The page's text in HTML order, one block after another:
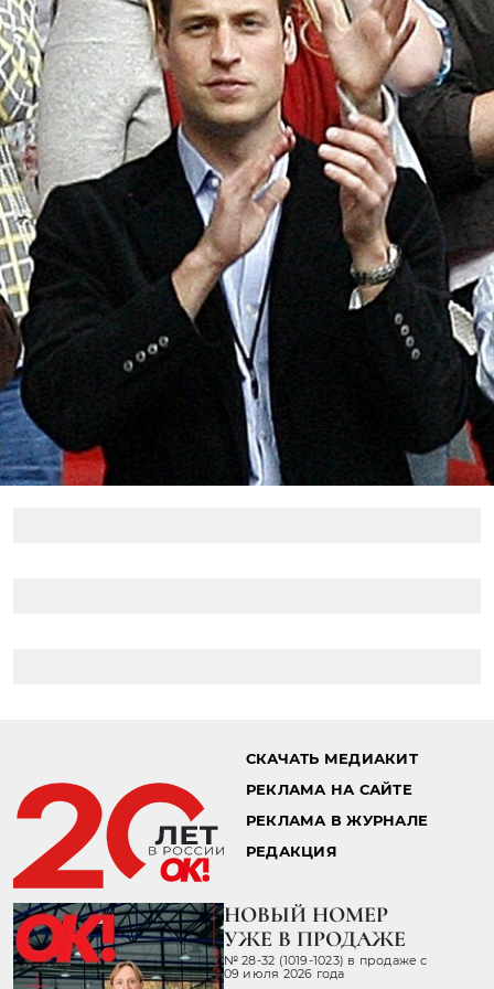
СКАЧАТЬ МЕДИАКИТ
РЕКЛАМА НА САЙТЕ
РЕКЛАМА В ЖУРНАЛЕ
РЕДАКЦИЯ
НОВЫЙ НОМЕР
УЖЕ В ПРОДАЖЕ
№ 28-32 (1019-1023) в продаже с
09 июля 2026 года